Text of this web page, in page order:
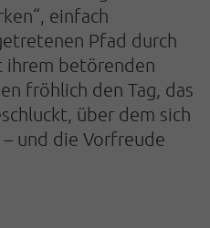
einfach
Pfad durch
ihrem betörenden
fröhlich den Tag, das
über dem sich
und die Vorfreude